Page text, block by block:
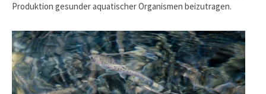
Produktion gesunder aquatischer Organismen beizutragen.